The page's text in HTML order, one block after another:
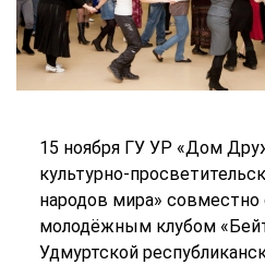
15 ноября ГУ УР «Дом
культурно-
народов мира»
молодёжным клубом
Удмуртской